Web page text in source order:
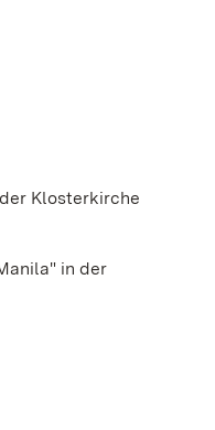
Klosterkirche
in der